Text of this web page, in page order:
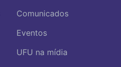
Comunicados
Eventos
UFU na mídia